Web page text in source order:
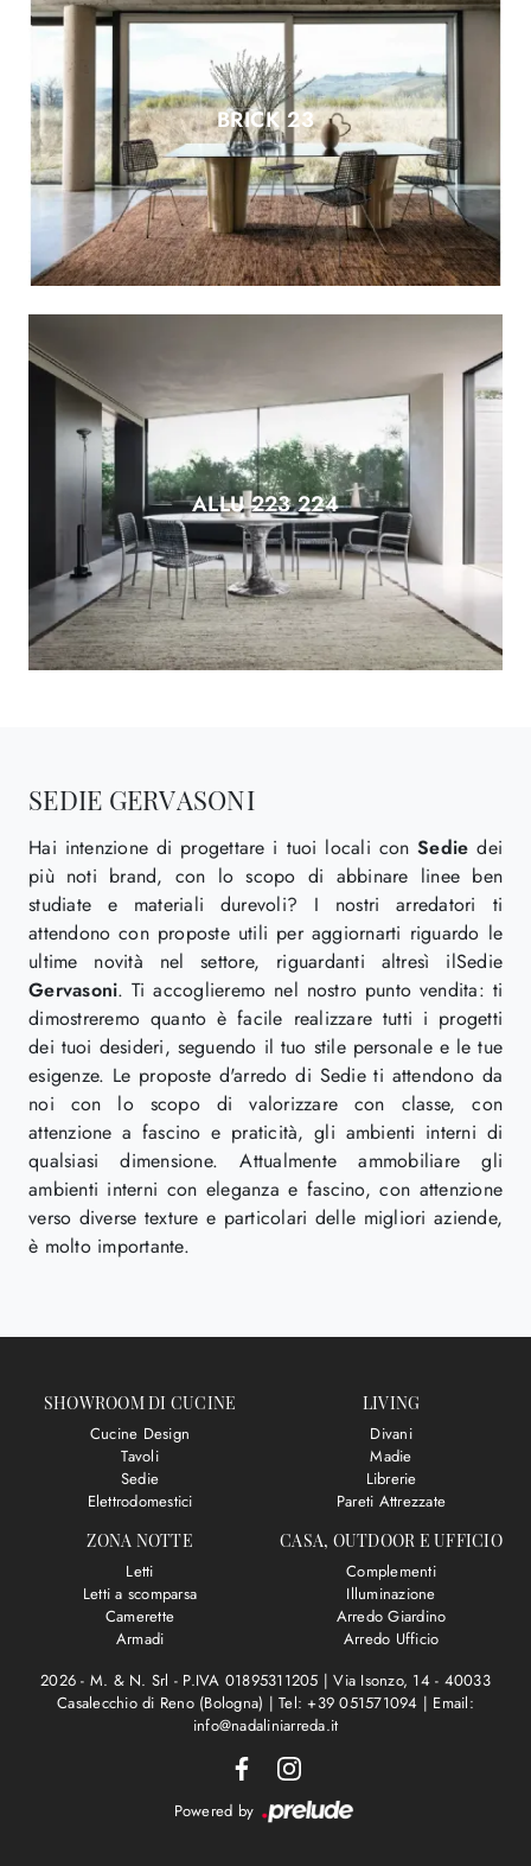
BRICK 23
ALLU 223 224
SEDIE GERVASONI
Hai intenzione di progettare i tuoi locali conSedie dei
più noti brand, con lo scopo di abbinare linee ben
studiate e materiali durevoli? I nostri arredatori ti
attendono con proposte utili per aggiornarti riguardo le
ultime novità nel settore, riguardanti altresì ilSedie
Gervasoni. Ti accoglieremo nel nostro punto vendita: ti
dimostreremo quanto è facile realizzare tutti i progetti
dei tuoi desideri, seguendo il tuo stile personale e le tue
esigenze. Le proposte d'arredo di Sedie ti attendono da
noi con lo scopo di valorizzare con classe, con
attenzione a fascino e praticità, gli ambienti interni di
qualsiasi dimensione. Attualmente ammobiliare gli
ambienti interni con eleganza e fascino, con attenzione
verso diverse texture e particolari delle migliori aziende,
è molto importante.
SHOWROOM DI CUCINE
Cucine Design
Tavoli
Sedie
Elettrodomestici
LIVING
Divani
Madie
Librerie
Pareti Attrezzate
ZONA NOTTE
Letti
Letti a scomparsa
Camerette
Armadi
CASA, OUTDOOR E UFFICIO
Complementi
Illuminazione
Arredo Giardino
Arredo Ufficio
2026 - M. & N. Srl - P.IVA 01895311205 |Via Isonzo, 14 - 40033
Casalecchio di Reno (Bologna) |Tel: +39 051571094 | Email:
info@nadaliniarreda.it
Powered by